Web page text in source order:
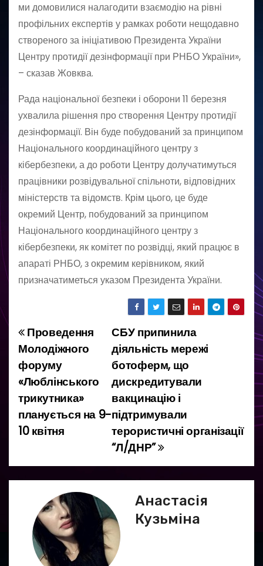
ми домовилися налагодити взаємодію на рівні
профільних експертів у рамках роботи нещодавно
створеного за ініціативою Президента України
Центру протидії дезінформації при РНБО України»,
– сказав Жовква.
Рада національної безпеки і оборони 11 березня
ухвалила рішення про створення Центру протидії
дезінформації. Він буде побудований за принципом
Національного координаційного центру з
кібербезпеки, а до роботи Центру долучатимуться
працівники розвідувальної спільноти, відповідних
міністерств та відомств. Крім цього, це буде
окремий Центр, побудований за принципом
Національного координаційного центру з
кібербезпеки, як комітет по розвідці, який працює в
апараті РНБО, з окремим керівником, який
призначатиметься указом Президента України.
Н
а
в
і
г
а
ц
СБУ припинила
діяльність мережі
ботоферм, що
дискредитували
вакцинацію і
підтримували
терористичні організації
“Л/ДНР”
Проведення
Молодіжного
форуму
«Люблінського
трикутника»
планується на 9-
10 квітня
Анастасія
Кузьміна